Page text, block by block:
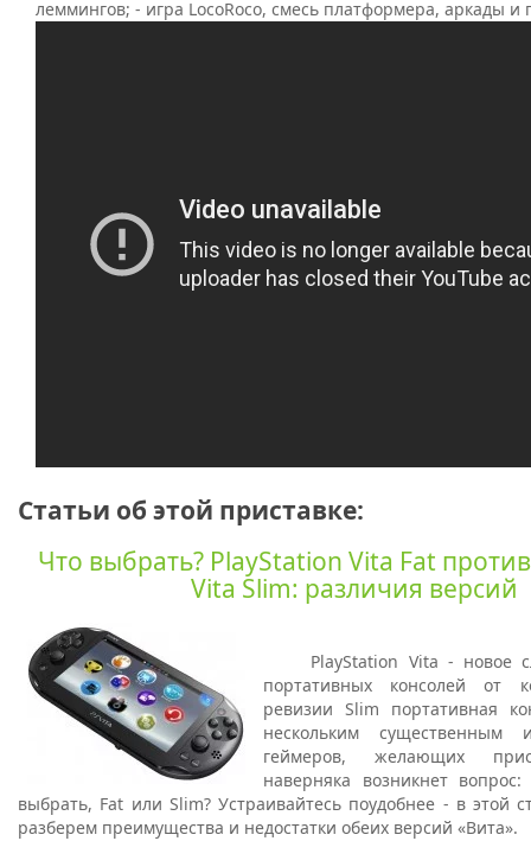
леммингов; - игра LocoRoco, смесь платформера, аркады и
Статьи об этой приставке:
Что выбрать? PlayStation Vita Fat
Vita Slim: различия версий
PlayStation Vita - новое
портативных консолей от
ревизии Slim портативная
нескольким
геймеров, желающих
наверняка возникнет
выбрать, Fat или Slim? Устраивайтесь поудобнее - в этой
разберем преимущества и недостатки обеих версий «Вита».